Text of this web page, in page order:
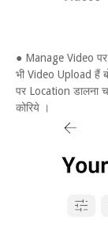
● Manage Video
भी Video Upload हैं
पर Location डालना
कोरिये ।